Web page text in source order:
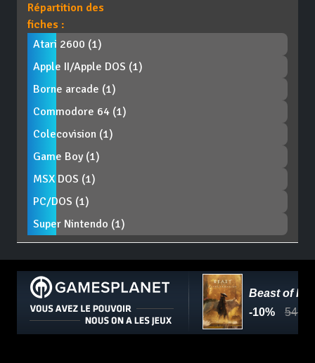
Répartition des
fiches :
Atari 2600 (1)
Apple II/Apple DOS (1)
Borne arcade (1)
Commodore 64 (1)
Colecovision (1)
Game Boy (1)
MSX DOS (1)
PC/DOS (1)
Super Nintendo (1)